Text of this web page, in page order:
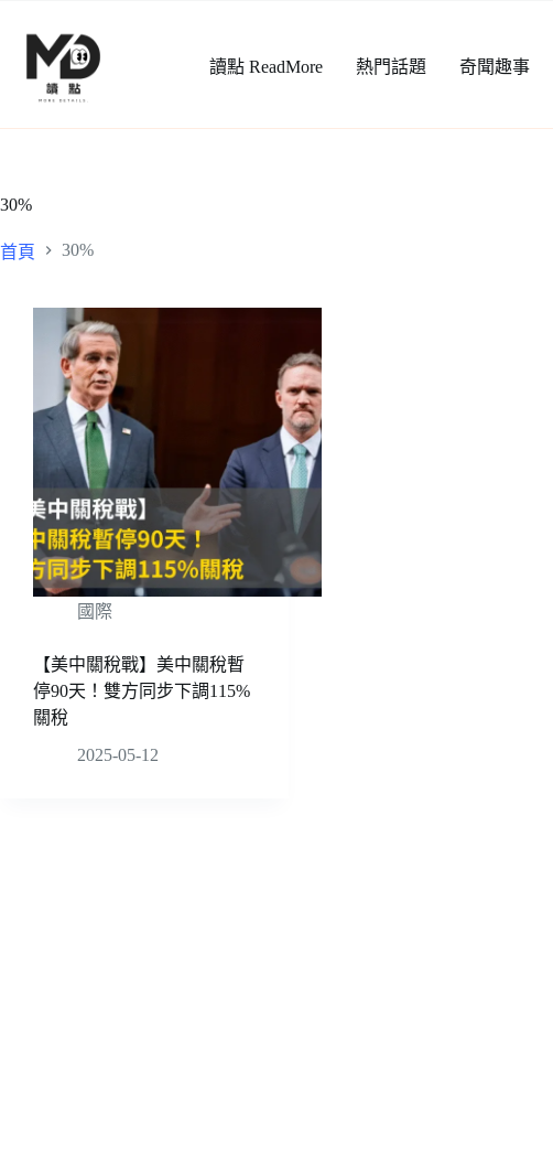
讀點 ReadMore 熱門話題 奇聞趣事
30%
首頁 30%
國際
【美中關稅戰】美中關稅暫
停90天！雙方同步下調115%
關稅
2025-05-12